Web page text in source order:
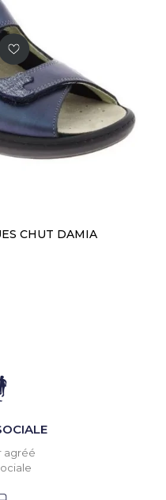
CHUT DAMIA
agréé